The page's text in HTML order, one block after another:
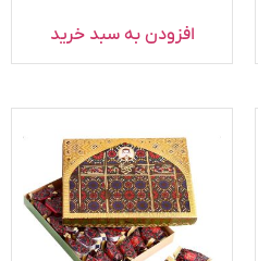
افزودن به سبد خرید